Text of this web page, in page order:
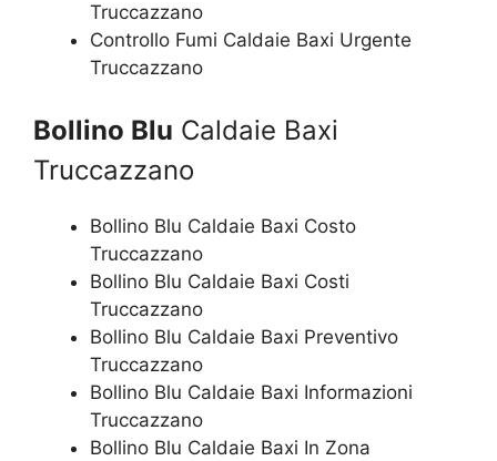
Truccazzano
Controllo Fumi Caldaie Baxi Urgente
Truccazzano
Bollino Blu Caldaie Baxi
Truccazzano
Bollino Blu Caldaie Baxi Costo
Truccazzano
Bollino Blu Caldaie Baxi Costi
Truccazzano
Bollino Blu Caldaie Baxi Preventivo
Truccazzano
Bollino Blu Caldaie Baxi Informazioni
Truccazzano
Bollino Blu Caldaie Baxi In Zona